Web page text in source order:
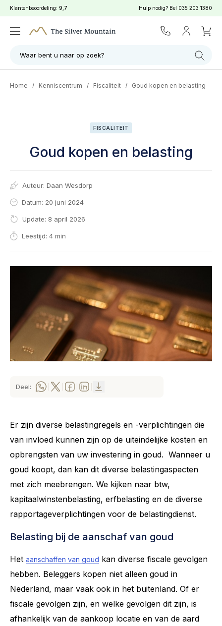
Klantenbeoordeling: 9,7 Hulp nodig? Bel 035 203 1380
Waar bent u naar op zoek?
Home / Kenniscentrum / Fiscaliteit / Goud kopen en belasting
FISCALITEIT
Goud kopen en belasting
Auteur: Daan Wesdorp
Datum: 20 juni 2024
Update: 8 april 2026
Leestijd: 4 min
Deel:
Er zijn diverse belastingregels en -verplichtingen die
van invloed kunnen zijn op de uiteindelijke kosten en
opbrengsten van uw investering in goud. Wanneer u
goud koopt, dan kan dit diverse belastingaspecten
met zich meebrengen. We kijken naar btw,
kapitaalwinstenbelasting, erfbelasting en de diverse
rapportageverplichtingen voor de belastingdienst.
Belasting bij de aanschaf van goud
Het aanschaffen van goud kan diverse fiscale gevolgen
hebben. Beleggers kopen niet alleen goud in
Nederland, maar vaak ook in het buitenland. Of er
fiscale gevolgen zijn, en welke gevolgen dit zijn, is
afhankelijk van de aankoop locatie en van de aard